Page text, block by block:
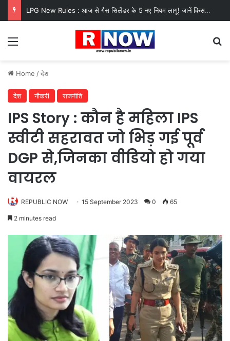
LPG New Rules : आज से गैस सिलेंडर के 5 नए नियम लागू! जानें किसका कटेगा कनेक्शन, कितने दिन बाद होगी बुकिंग?
Menu
Home /देश
देश नौकरी राजनीति
IPS Story : कौन है महिला IPS
स्वीटी सहरावत जो भिड़ गई पूर्व
DGP से,जिनका वीडियो हो गया
वायरल
REPUBLIC NOW 15 September 2023 0 65
2 minutes read